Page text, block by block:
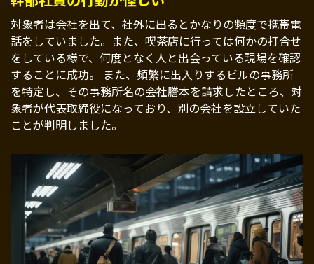
対象者は会社を出て、社外に出るとかなりの頻度で携帯電
話をしていました。また、喫茶店に行っては何かの打合せ
をしている様で、何度となく人と出会っている現場を確認
することに成功。 また、頻繁に出入りするビルの事務所
を特定し、その事務所名の会社謄本を請求したところ、対
象者が代表取締役になっており、別の会社を設立していた
ことが判明しました。